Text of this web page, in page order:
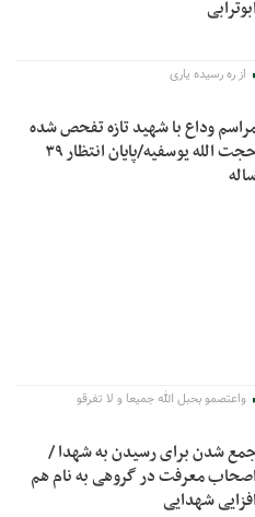
ابوترابی
از ره رسیده یاری
وداع با شهید تازه تفحص شده
حجت الله یوسفیه/پایان انتظار ۳۹
واعتصمو بحبل الله جمیعا و لا تفرقو
شدن برای رسیدن به شهدا /
اصحاب معرفت در گروهی به نام هم
افزایی شهدایی